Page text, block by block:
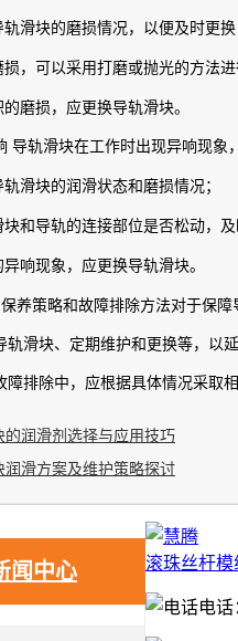
滑块的磨损情况，以便及时更换
，可以采用打磨或抛光的方法进
磨损，应更换导轨滑块。
导轨滑块在工作时出现异响现象
滑块的润滑状态和磨损情况；
和导轨的连接部位是否松动，及
响现象，应更换导轨滑块。
养策略和故障排除方法对于保
轨滑块、定期维护和更换等，以
障排除中，应根据具体情况采取
的润滑剂选择与应用技巧
润滑方案及维护策略探讨
闻中心 滚珠丝杆模
电话